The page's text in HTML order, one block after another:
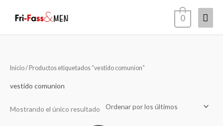
0
Inicio/ Productos etiquetados “vestido comunion”
vestido comunion
Mostrando el único resultado